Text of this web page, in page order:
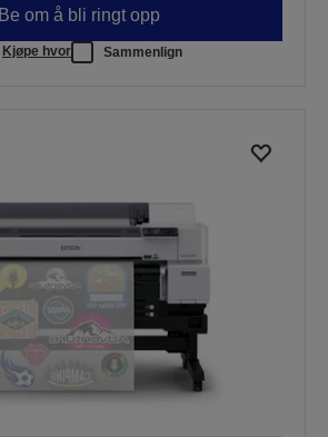
Be om å bli ringt opp
Kjøpe hvor Sammenlign